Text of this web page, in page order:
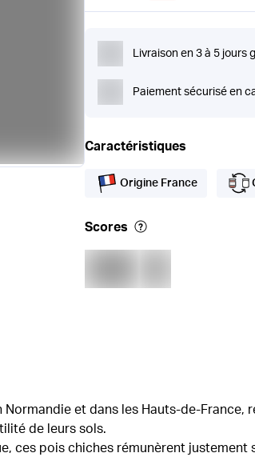
Livraison en 3 à 5 jours
Paiement sécurisé en
Caractéristiques
Origine France
Scores
Normandie et dans les Hauts-de-France,
de leurs sols.
ces pois chiches rémunèrent justement